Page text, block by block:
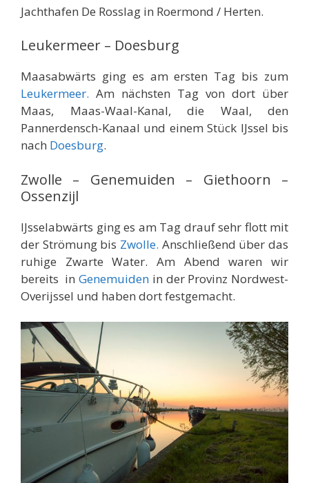
Jachthafen De Rosslag in Roermond / Herten.
Leukermeer – Doesburg
Maasabwärts ging es am ersten Tag bis zum
Leukermeer. Am nächsten Tag von dort über
Maas, Maas-Waal-Kanal, die Waal, den
Pannerdensch-Kanaal und einem Stück IJssel bis
nach Doesburg.
Zwolle – Genemuiden – Giethoorn –
Ossenzijl
IJsselabwärts ging es am Tag drauf sehr flott mit
der Strömung bis Zwolle. Anschließend über das
ruhige Zwarte Water. Am Abend waren wir
bereits inGenemuiden in der Provinz Nordwest-
Overijssel und haben dort festgemacht.